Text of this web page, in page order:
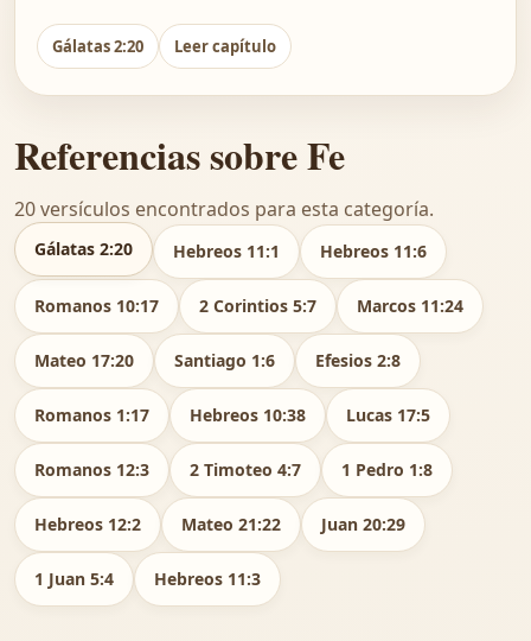
Gálatas 2:20 Leer capítulo
Referencias sobre Fe
20 versículos encontrados para esta categoría.
Gálatas 2:20 Hebreos 11:1 Hebreos 11:6
Romanos 10:17 2 Corintios 5:7 Marcos 11:24
Mateo 17:20 Santiago 1:6 Efesios 2:8
Romanos 1:17 Hebreos 10:38 Lucas 17:5
Romanos 12:3 2 Timoteo 4:7 1 Pedro 1:8
Hebreos 12:2 Mateo 21:22 Juan 20:29
1 Juan 5:4 Hebreos 11:3